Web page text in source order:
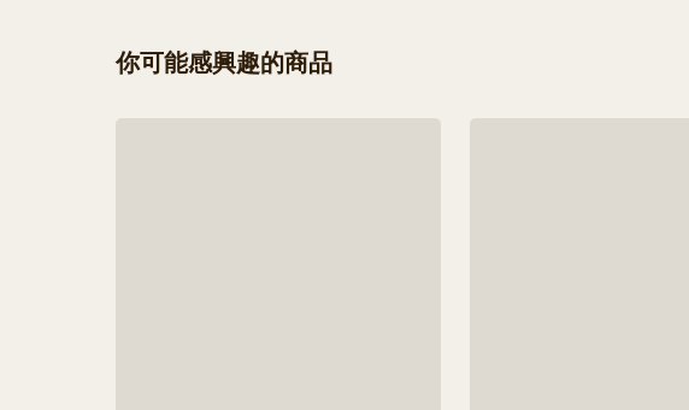
你可能感興趣的商品